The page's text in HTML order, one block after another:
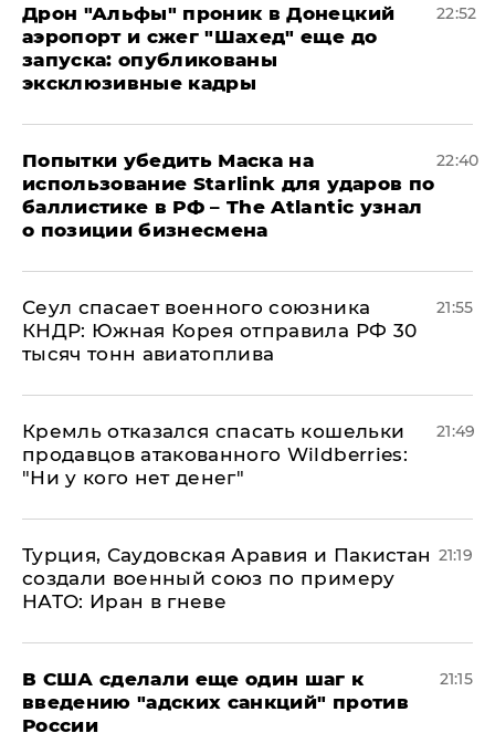
Дрон "Альфы" проник в Донецкий
аэропорт и сжег "Шахед" еще до
запуска: опубликованы
эксклюзивные кадры
22:52
Попытки убедить Маска на
использование Starlink для ударов по
баллистике в РФ – The Atlantic узнал
о позиции бизнесмена
22:40
​Сеул спасает военного союзника
КНДР: Южная Корея отправила РФ 30
тысяч тонн авиатоплива
21:55
Кремль отказался спасать кошельки
продавцов атакованного Wildberries:
"Ни у кого нет денег"
21:49
Турция, Саудовская Аравия и Пакистан
создали военный союз по примеру
НАТО: Иран в гневе
21:19
В США сделали еще один шаг к
введению "адских санкций" против
России
21:15